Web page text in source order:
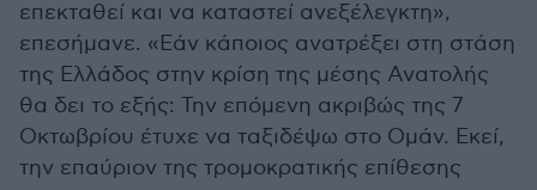
επεκταθεί και να καταστεί ανεξέλεγκτη»,
επεσήμανε. «Εάν κάποιος ανατρέξει στη στάση
της Ελλάδος στην κρίση της μέσης Ανατολής
θα δει το εξής: Την επόμενη ακριβώς της 7
Οκτωβρίου έτυχε να ταξιδέψω στο Ομάν. Εκεί,
την επαύριον της τρομοκρατικής επίθεσης